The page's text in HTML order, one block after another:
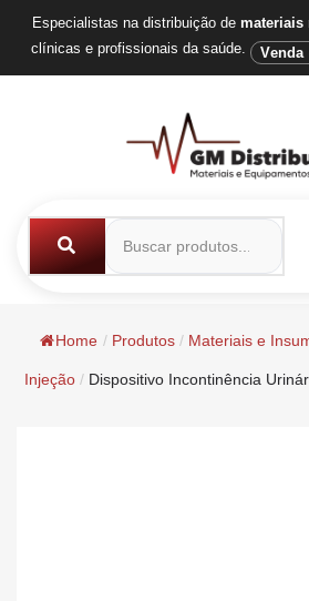
Especialistas na distribuição de materiais
clínicas e profissionais da saúde.
Venda
Home / Produtos / Materiais e
Injeção / Dispositivo Incontinência